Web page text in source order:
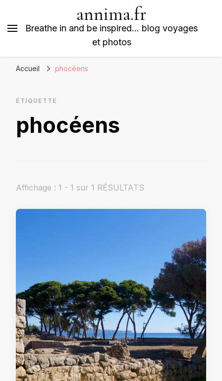
annima.fr
Breathe in and be inspired… blog voyages
et photos
Accueil phocéens
ÉTIQUETTE
phocéens
Affichage : 1 - 1 sur 1 RÉSULTATS